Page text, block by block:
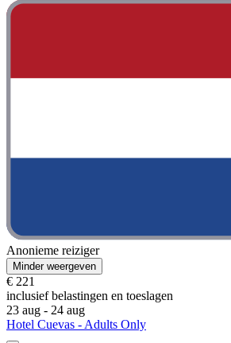
Anonieme reiziger
Minder weergeven
€ 221
inclusief belastingen en toeslagen
23 aug - 24 aug
Hotel Cuevas - Adults Only